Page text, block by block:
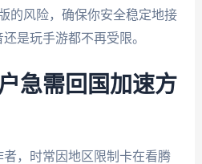
的风险，确保你安全稳定地接
是玩手游都不再受限。
急需回国加速方
，时常因地区限制卡在看腾